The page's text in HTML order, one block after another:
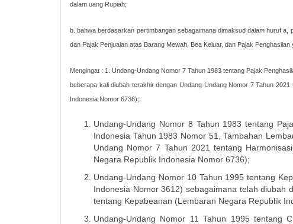
dalam uang Rupiah;
b. bahwa berdasarkan pertimbangan sebagaimana dimaksud dalam huruf
dan Pajak Penjualan atas Barang Mewah, Bea Keluar, dan Pajak
Mengingat : 1. Undang-Undang Nomor 7 Tahun 1983 tentang Pajak
beberapa kali diubah terakhir dengan Undang-Undang Nomor 7 Tahun
Indonesia Nomor 6736);
Undang-Undang Nomor 8 Tahun 1983 tentang
Indonesia Tahun 1983 Nomor 51, Tambahan
Undang Nomor 7 Tahun 2021 tentang
Negara Republik Indonesia Nomor 6736);
Undang-Undang Nomor 10 Tahun 1995 tentang
Indonesia Nomor 3612) sebagaimana telah diubah
tentang Kepabeanan (Lembaran Negara Republik
Undang-Undang Nomor 11 Tahun 1995 tentang